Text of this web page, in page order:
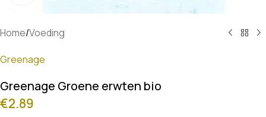
Home/Voeding
Greenage
Greenage Groene erwten bio
€2.89